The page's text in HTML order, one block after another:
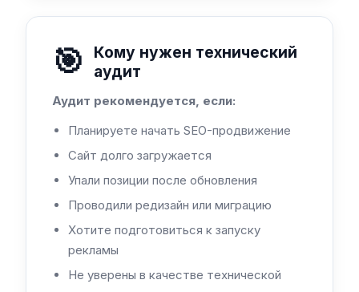
🎯
Кому нужен технический
аудит
Аудит рекомендуется, если:
Планируете начать SEO-продвижение
Сайт долго загружается
Упали позиции после обновления
Проводили редизайн или миграцию
Хотите подготовиться к запуску
рекламы
Не уверены в качестве технической